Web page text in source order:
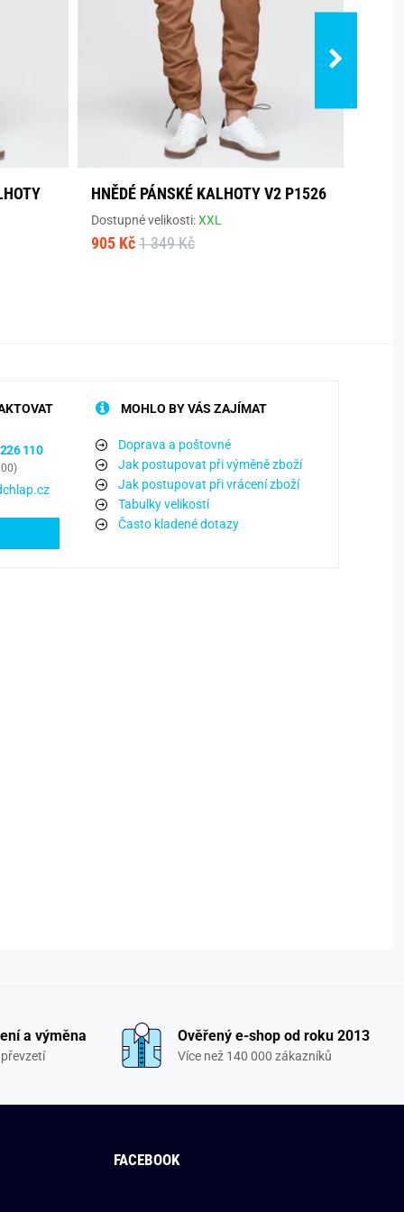
HNĚDÉ PÁNSKÉ KALHOTY V2 P1526
Dostupné velikosti:XXL
905 Kč 1 349 Kč
110
MOHLO BY VÁS ZAJÍMAT
Doprava a poštovné
Jak postupovat při výměně zboží
Jak postupovat při vrácení zboží
Tabulky velikostí
Často kladené dotazy
a výměna Ověřený e-shop od roku 2013
Více než 140 000 zákazníků
FACEBOOK